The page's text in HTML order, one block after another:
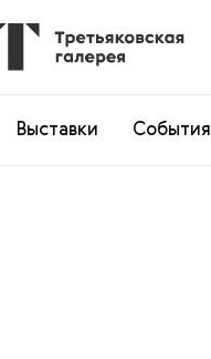
Выставки События